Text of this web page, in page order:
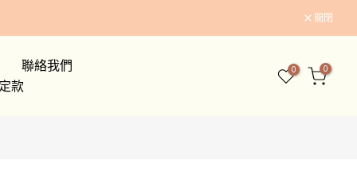
關閉
聯絡我們
款
0 0